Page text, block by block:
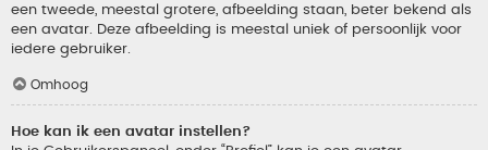
een tweede, meestal grotere, afbeelding staan, beter bekend als
een avatar. Deze afbeelding is meestal uniek of persoonlijk voor
iedere gebruiker.
Omhoog
Hoe kan ik een avatar instellen?